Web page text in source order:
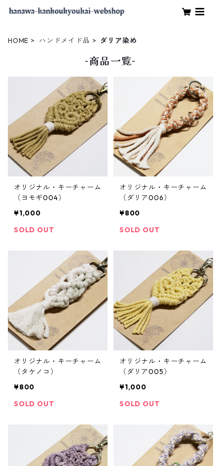
HOME ハンドメイド品 ダリア染め
-商品一覧-
オリジナル・キーチャーム
（ヨモギ004）
¥1,000
SOLD OUT
オリジナル・キーチャーム
（ダリア006）
¥800
SOLD OUT
オリジナル・キーチャーム
（タケノコ）
¥800
SOLD OUT
オリジナル・キーチャーム
（ダリア005）
¥1,000
SOLD OUT